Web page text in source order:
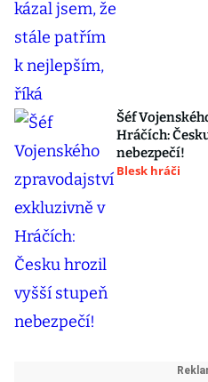
Šéf
Hráčích:
nebezpečí!
Blesk hráči